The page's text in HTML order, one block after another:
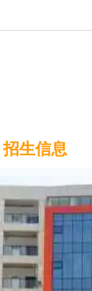
招生信息